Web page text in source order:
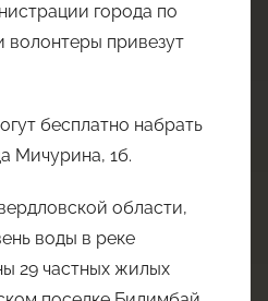
города по
волонтеры привезут
бесплатно набрать
Мичурина, 1б.
области,
воды в реке
29 частных жилых